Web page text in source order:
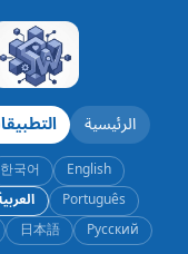
الرئيسية
English
한국어
Português
Русский
日本語